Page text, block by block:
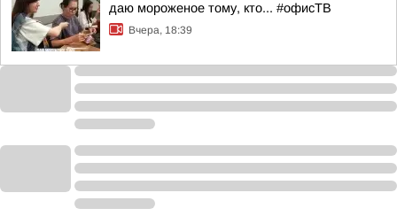
даю мороженое тому, кто... #офисТВ
Вчера, 18:39